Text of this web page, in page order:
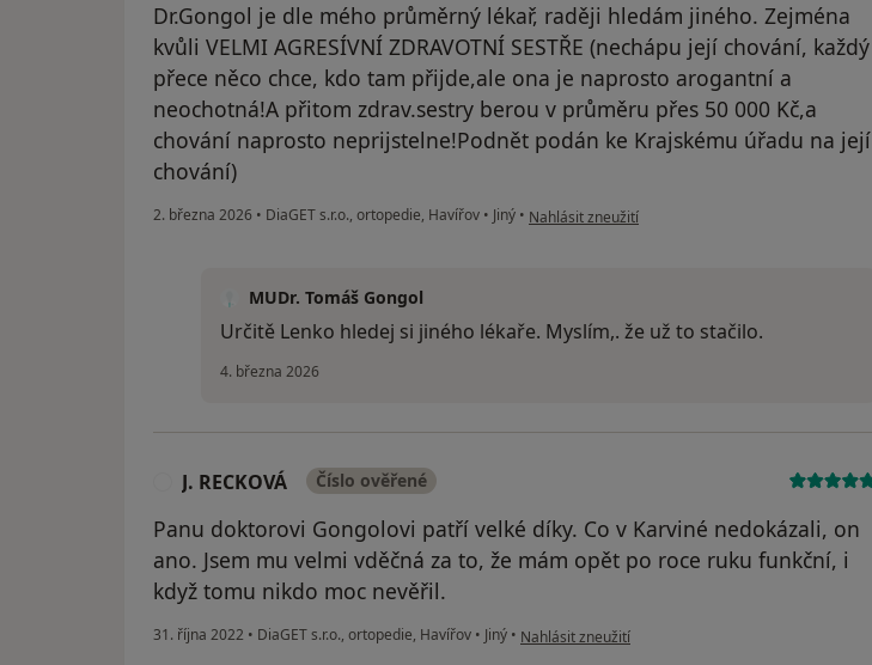
Dr.Gongol je dle mého průměrný lékař, raději hledám jiného. Zejména
kvůli VELMI AGRESÍVNÍ ZDRAVOTNÍ SESTŘE (nechápu její chování, každý
přece něco chce, kdo tam přijde,ale ona je naprosto arogantní a
neochotná!A přitom zdrav.sestry berou v průměru přes 50 000 Kč,a
chování naprosto neprijstelne!Podnět podán ke Krajskému úřadu na její
chování)
2. března 2026 • DiaGET s.r.o., ortopedie, Havířov • Jiný • podle názoru uživatele Elek
Nahlásit zneužití
MUDr. Tomáš Gongol
Určitě Lenko hledej si jiného lékaře. Myslím,. že už to stačilo.
4. března 2026
J. RECKOVÁ Číslo ověřené
Panu doktorovi Gongolovi patří velké díky. Co v Karviné nedokázali, on
ano. Jsem mu velmi vděčná za to, že mám opět po roce ruku funkční, i
když tomu nikdo moc nevěřil.
31. října 2022 • DiaGET s.r.o., ortopedie, Havířov • Jiný • podle názoru uživatele J. RECKOVÁ
Nahlásit zneužití